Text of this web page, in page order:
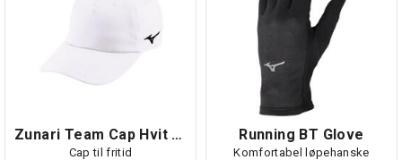
Zunari Team Cap Hvit NS
Cap til fritid
Running BT Glove
Komfortabel løpehanske